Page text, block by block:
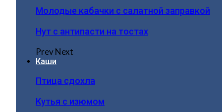
Молодые кабачки с салатной заправкой
Нут с антипасти на тостах
PrevNext
Каши
Птица сдохла
Кутья с изюмом